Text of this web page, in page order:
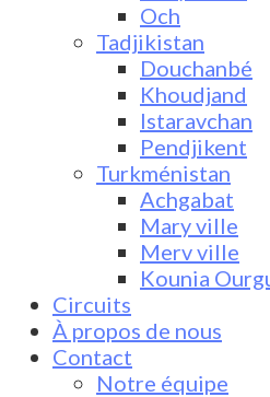
Och
Tadjikistan
Douchanbé
Khoudjand
Istaravchan
Pendjikent
Turkménistan
Achgabat
Mary ville
Merv ville
Kounia
Circuits
À propos de nous
Contact
Notre équipe